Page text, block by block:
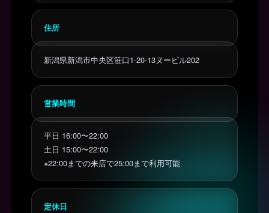
住所
新潟県新潟市中央区笹口1-20-13ヌービル202
営業時間
平日 16:00〜22:00
土日 15:00〜22:00
※22:00までの来店で25:00まで利用可能
定休日